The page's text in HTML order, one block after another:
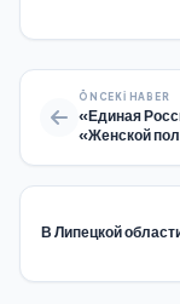
ÖNCEKI HABER
«Единая
«Женской
В Липецкой